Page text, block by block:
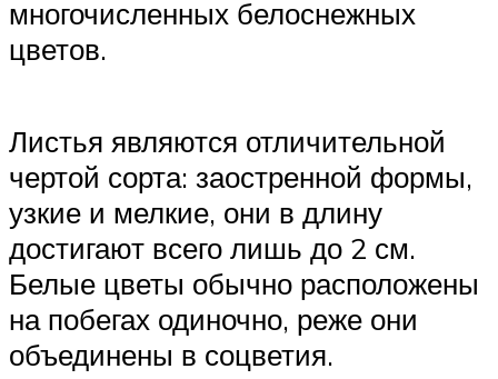
многочисленных белоснежных
цветов.
Листья являются отличительной
чертой сорта: заостренной формы,
узкие и мелкие, они в длину
достигают всего лишь до 2 см.
Белые цветы обычно расположены
на побегах одиночно, реже они
объединены в соцветия.